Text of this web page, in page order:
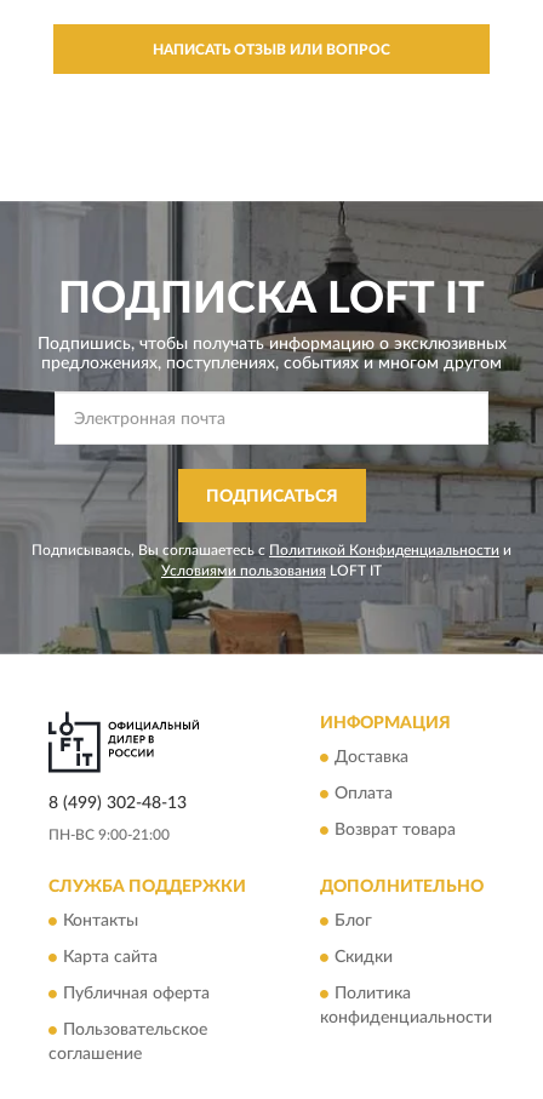
НАПИСАТЬ ОТЗЫВ ИЛИ ВОПРОС
ПОДПИСКА LOFT IT
Подпишись, чтобы получать информацию о эксклюзивных
предложениях, поступлениях, событиях и многом другом
ПОДПИСАТЬСЯ
Подписываясь, Вы соглашаетесь с Политикой Конфиденциальности и
Условиями пользования LOFT IT
8 (499) 302-48-13
ПН-ВС 9:00-21:00
ИНФОРМАЦИЯ
Доставка
Оплата
Возврат товара
СЛУЖБА ПОДДЕРЖКИ
Контакты
Карта сайта
Публичная оферта
Пользовательское
соглашение
ДОПОЛНИТЕЛЬНО
Блог
Скидки
Политика
конфиденциальности